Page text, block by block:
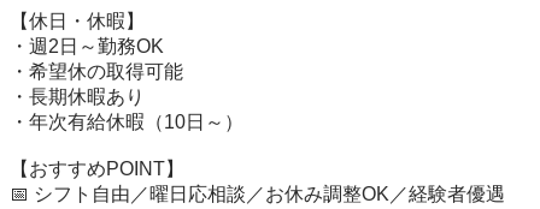
【休日・休暇】
・週2日～勤務OK
・希望休の取得可能
・長期休暇あり
・年次有給休暇（10日～）
【おすすめPOINT】
📅 シフト自由／曜日応相談／お休み調整OK／経験者優遇